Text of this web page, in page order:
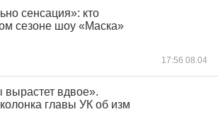
сенсация»: кто
сезоне шоу «Маска»
17:56 08.04
вдвое».
главы УК об изм